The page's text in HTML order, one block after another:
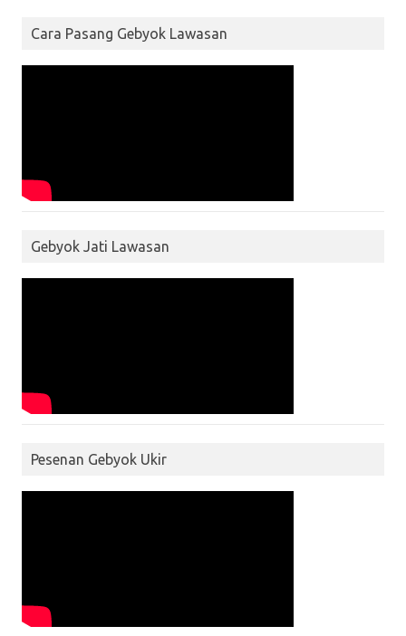
Cara Pasang Gebyok Lawasan
Gebyok Jati Lawasan
Pesenan Gebyok Ukir